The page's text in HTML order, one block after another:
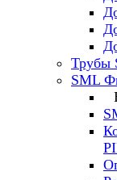
Трубы
SML